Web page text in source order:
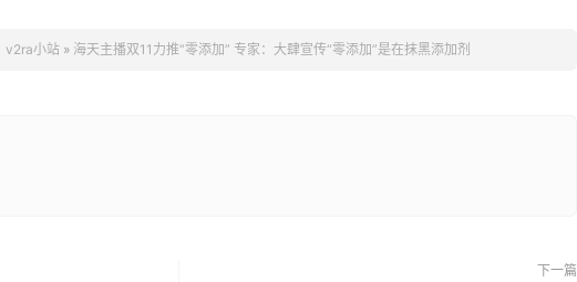
v2ra小站 » 海天主播双11力推“零添加” 专家：大肆宣传“零添加”是在抹黑添加剂
下一篇